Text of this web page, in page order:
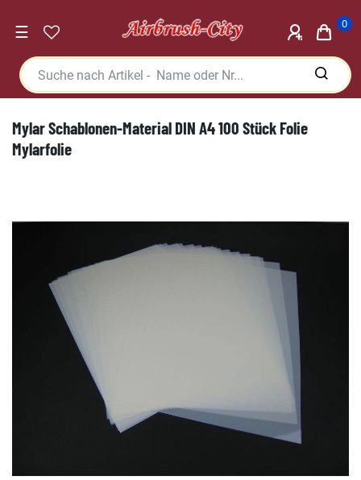
☰ 0
Mylar Schablonen-Material DIN A4 100 Stück Folie
Mylarfolie